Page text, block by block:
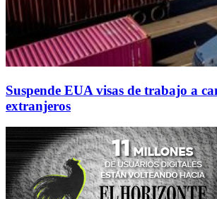
Suspende EUA visas de trabajo a
extranjeros